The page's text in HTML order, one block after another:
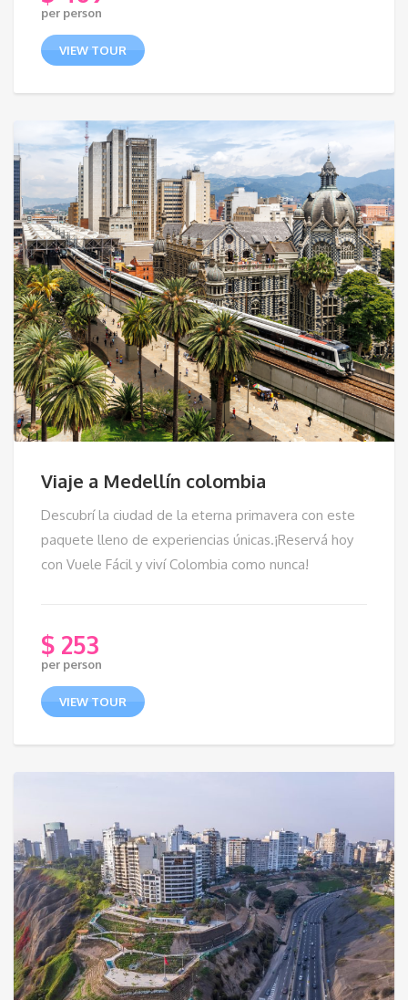
per person
VIEW TOUR
Viaje a Medellín colombia
Descubrí la ciudad de la eterna primavera con este
paquete lleno de experiencias únicas.¡Reservá hoy
con Vuele Fácil y viví Colombia como nunca!
$ 253
per person
VIEW TOUR